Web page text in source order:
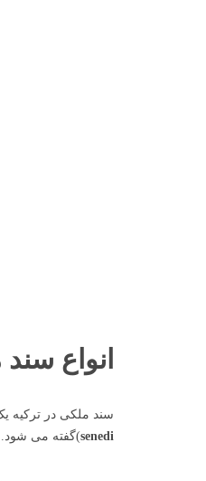
انواع
سند ملکی در ترکیه
senedi)گفته می شود.